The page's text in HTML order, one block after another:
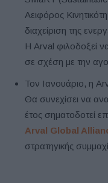
Αειφόρος
διαχείριση της
Η Arval φιλοδοξεί
σε σχέση με την
Τον Ιανουάριο, η
Θα συνεχίσει να
έτος σηματοδοτεί
Arval Global
στρατηγικής